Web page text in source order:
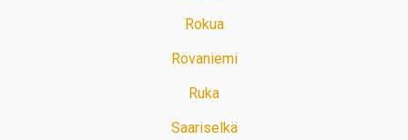
Rokua
Rovaniemi
Ruka
Saariselkä